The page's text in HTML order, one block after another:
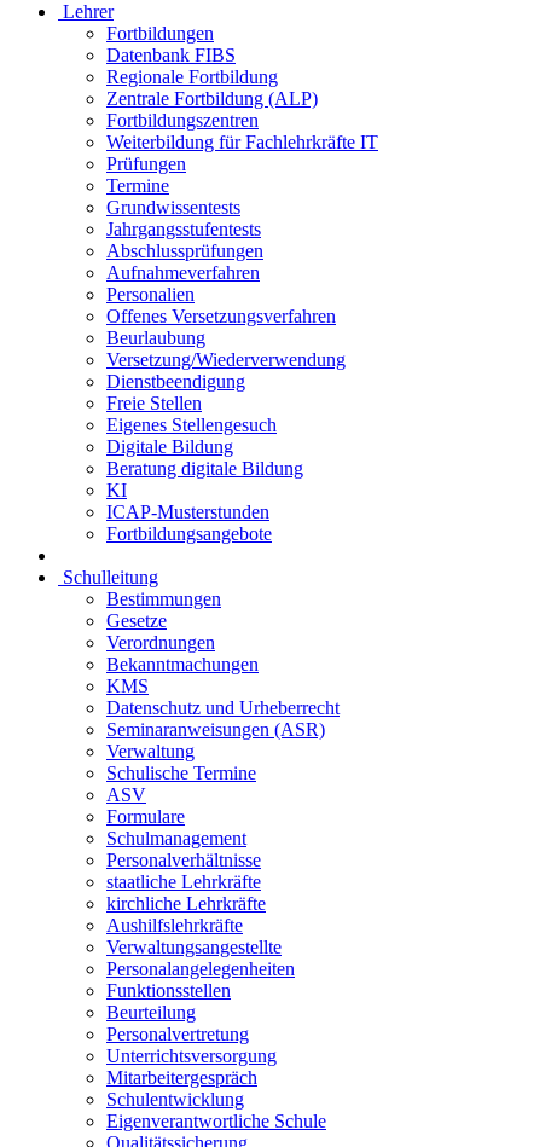
Lehrer
Fortbildungen
Datenbank FIBS
Regionale Fortbildung
Zentrale Fortbildung (ALP)
Fortbildungszentren
Weiterbildung für Fachlehrkräfte IT
Prüfungen
Termine
Grundwissentests
Jahrgangsstufentests
Abschlussprüfungen
Aufnahmeverfahren
Personalien
Offenes Versetzungsverfahren
Beurlaubung
Versetzung/Wiederverwendung
Dienstbeendigung
Freie Stellen
Eigenes Stellengesuch
Digitale Bildung
Beratung digitale Bildung
KI
ICAP-Musterstunden
Fortbildungsangebote
Schulleitung
Bestimmungen
Gesetze
Verordnungen
Bekanntmachungen
KMS
Datenschutz und Urheberrecht
Seminaranweisungen (ASR)
Verwaltung
Schulische Termine
ASV
Formulare
Schulmanagement
Personalverhältnisse
staatliche Lehrkräfte
kirchliche Lehrkräfte
Aushilfslehrkräfte
Verwaltungsangestellte
Personalangelegenheiten
Funktionsstellen
Beurteilung
Personalvertretung
Unterrichtsversorgung
Mitarbeitergespräch
Schulentwicklung
Eigenverantwortliche Schule
Qualitätssicherung